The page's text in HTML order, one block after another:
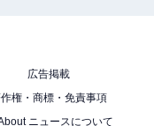
広告掲載
権・商標・免責事項
ニュースについて